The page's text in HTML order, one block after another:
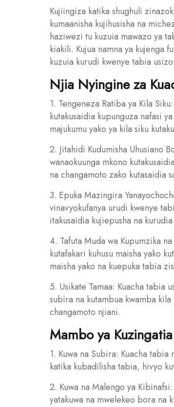
Kujiingiza katika shughuli
kumaanisha kujihusisha na
haziwezi tu kuzuia mawazo ya
kiakili. Kujua namna ya kujenga
kuzuia kurudi kwenye tabia
Njia Nyingine za
1. Tengeneza Ratiba ya Kila
kutakusaidia kupunguza nafasi
majukumu yako ya kila siku
2. Jitahidi Kudumisha Uhusiano
wanaokuunga mkono
na changamoto zako kutasaidia
3. Epuka Mazingira
vinavyokufanya urudi kwenye
itakusaidia kujiepusha na
4. Tafuta Muda wa Kupumzika
kutafakari kuhusu maisha yako
maisha yako na kuepuka tabia
5. Usikate Tamaa: Kuacha tabia
subira na kutambua kwamba
changamoto njiani.
Mambo ya Kuzingatia
1. Kuwa na Subira: Kuacha
katika kubadilisha tabia, hivyo
2. Kuwa na Malengo ya
yatakuwa na mwelekeo bora na